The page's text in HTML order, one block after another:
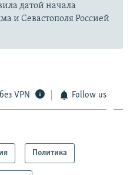
датой начала
и Севастополя Россией
VPN Follow us
Политика